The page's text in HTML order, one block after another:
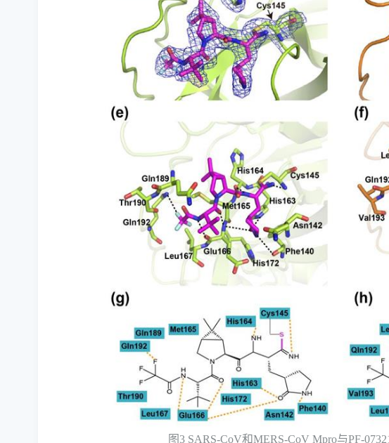
图3 SARS-CoV和MERS-CoV Mpro与PF-